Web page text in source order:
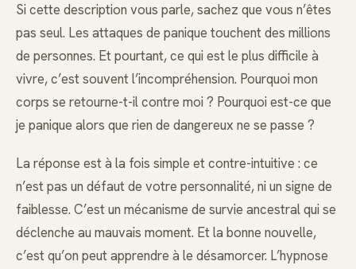
Si cette description vous parle, sachez que vous n’êtes
pas seul. Les attaques de panique touchent des millions
de personnes. Et pourtant, ce qui est le plus difficile à
vivre, c’est souvent l’incompréhension. Pourquoi mon
corps se retourne-t-il contre moi ? Pourquoi est-ce que
je panique alors que rien de dangereux ne se passe ?
La réponse est à la fois simple et contre-intuitive : ce
n’est pas un défaut de votre personnalité, ni un signe de
faiblesse. C’est un mécanisme de survie ancestral qui se
déclenche au mauvais moment. Et la bonne nouvelle,
c’est qu’on peut apprendre à le désamorcer. L’hypnose